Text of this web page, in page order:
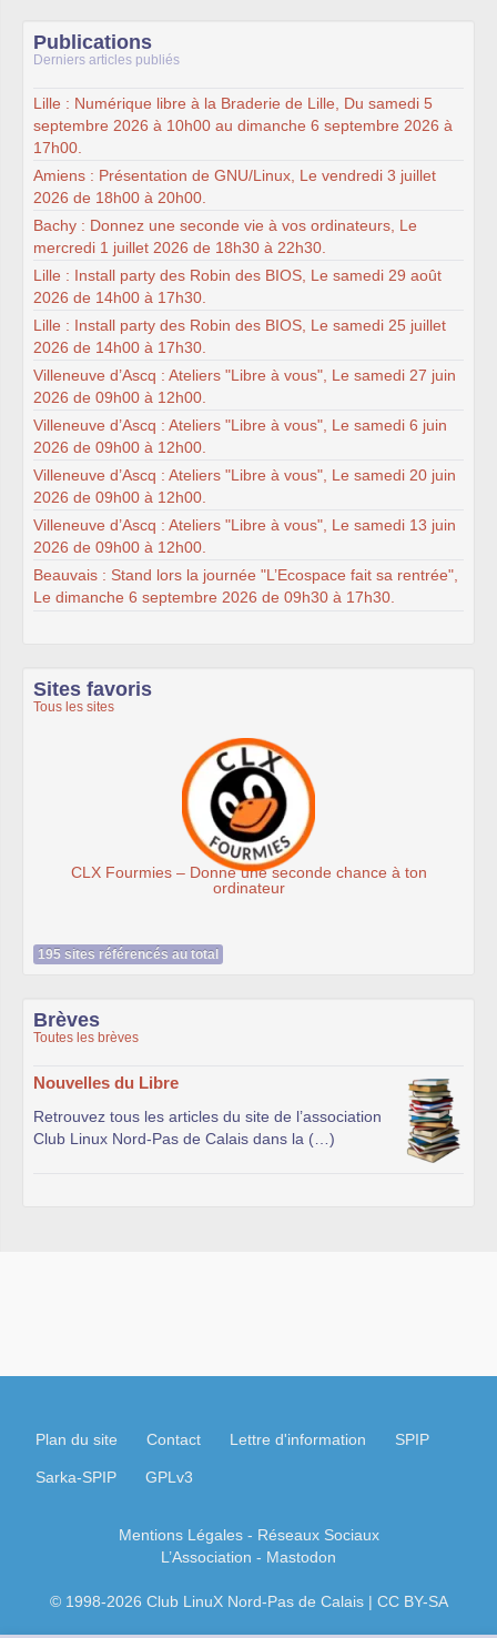
Publications
Derniers articles publiés
Lille : Numérique libre à la Braderie de Lille, Du samedi 5
septembre 2026 à 10h00 au dimanche 6 septembre 2026 à
17h00.
Amiens : Présentation de GNU/Linux, Le vendredi 3 juillet
2026 de 18h00 à 20h00.
Bachy : Donnez une seconde vie à vos ordinateurs, Le
mercredi 1 juillet 2026 de 18h30 à 22h30.
Lille : Install party des Robin des BIOS, Le samedi 29 août
2026 de 14h00 à 17h30.
Lille : Install party des Robin des BIOS, Le samedi 25 juillet
2026 de 14h00 à 17h30.
Villeneuve d’Ascq : Ateliers "Libre à vous", Le samedi 27 juin
2026 de 09h00 à 12h00.
Villeneuve d’Ascq : Ateliers "Libre à vous", Le samedi 6 juin
2026 de 09h00 à 12h00.
Villeneuve d’Ascq : Ateliers "Libre à vous", Le samedi 20 juin
2026 de 09h00 à 12h00.
Villeneuve d’Ascq : Ateliers "Libre à vous", Le samedi 13 juin
2026 de 09h00 à 12h00.
Beauvais : Stand lors la journée "L’Ecospace fait sa rentrée",
Le dimanche 6 septembre 2026 de 09h30 à 17h30.
Sites favoris
Tous les sites
CLX Fourmies – Donne une seconde chance à ton
ordinateur
195 sites référencés au total
Brèves
Toutes les brèves
Nouvelles du Libre
Retrouvez tous les articles du site de l’association
Club Linux Nord-Pas de Calais dans la (…)
Plan du site Contact Lettre d'information SPIP
Sarka-SPIP GPLv3
Mentions Légales- Réseaux Sociaux
L’Association - Mastodon
© 1998-2026 Club LinuX Nord-Pas de Calais | CC BY-SA